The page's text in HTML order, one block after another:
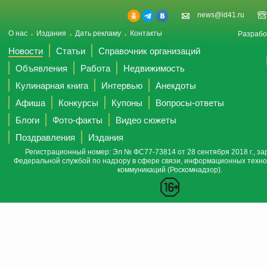
news@id41.ru
О нас Издания Дать рекламу Контакты
Новости Статьи
Справочник организаций
Объявления
Работа
Недвижимость
Кулинарная книга
Интервью
Анекдоты
Афиша
Конкурсы Купоны
Вопросы-ответы
Блоги
Фото-факты
Видео сюжеты
Поздравления
Издания
Регистрационный номер: Эл № ФС77-73814 от 28 сентября 2018 г.,
Федеральной службой по надзору в сфере связи, информационных
коммуникаций (Роскомнадзор).